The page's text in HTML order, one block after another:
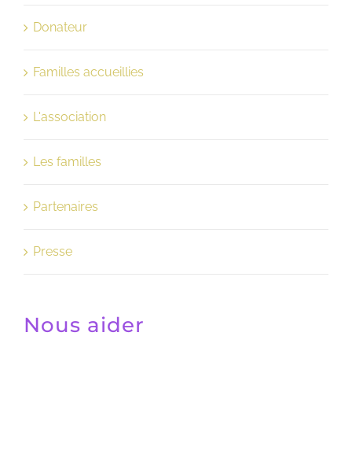
Donateur
Familles accueillies
L'association
Les familles
Partenaires
Presse
Nous aider